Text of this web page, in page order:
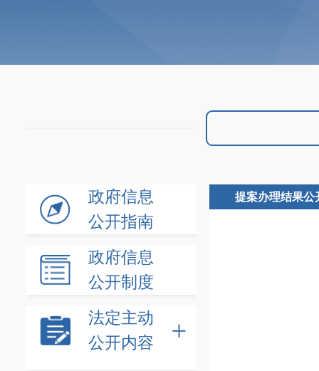
政府信息
公开指南
政府信息
公开制度
法定主动
公开内容
提案办理结果公